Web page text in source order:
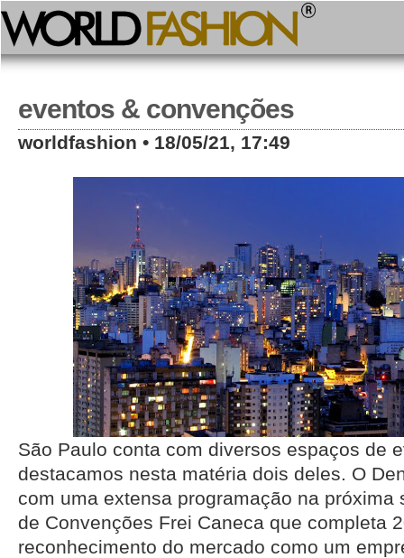
eventos & convenções
worldfashion • 18/05/21, 17:49
São Paulo conta com diversos espaços de
destacamos nesta matéria dois deles. O
com uma extensa programação na próxima
de Convenções Frei Caneca que completa
reconhecimento do mercado como um